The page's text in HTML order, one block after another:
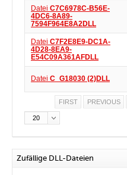
Datei C7C6978C-B56E-
4DC6-8A89-
7594F964E8A2DLL
Datei C7F2E8E9-DC1A-
4D28-8EA9-
E54C09A361AFDLL
Datei C_G18030 (2)DLL
FIRST PREVIOUS
20
Zufällige DLL-Dateien